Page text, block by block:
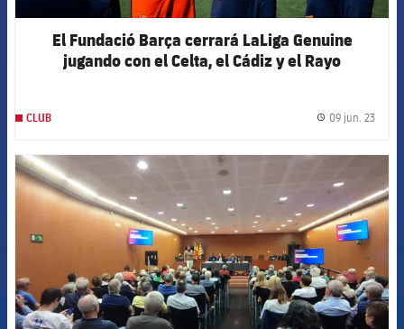
El Fundació Barça cerrará LaLiga Genuine
jugando con el Celta, el Cádiz y el Rayo
CLUB 09 jun. 23
FCB Barcelona badge